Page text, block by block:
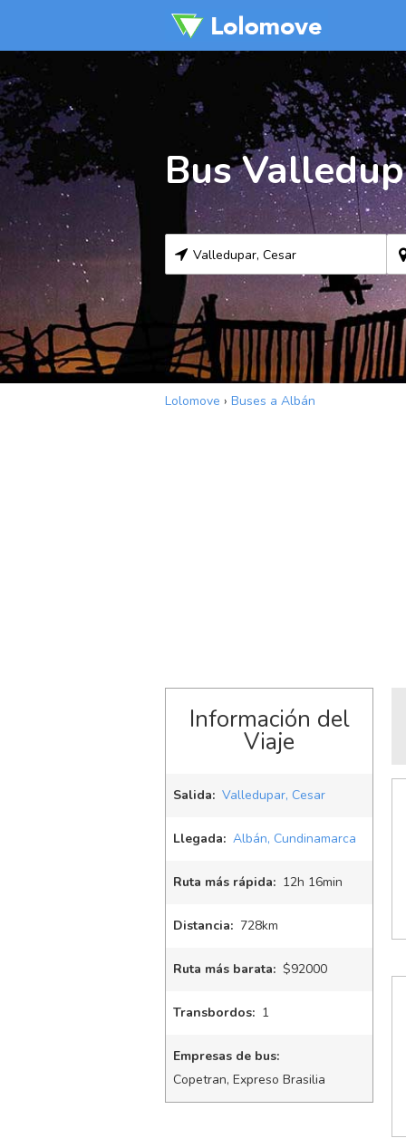
Bus
Lolomove › Buses a Albán
Información del
Viaje
Salida: Valledupar, Cesar
Llegada: Albán, Cundinamarca
Ruta más rápida: 12h 16min
Distancia: 728km
Ruta más barata: $92000
Transbordos: 1
Empresas de bus:
Copetran, Expreso Brasilia